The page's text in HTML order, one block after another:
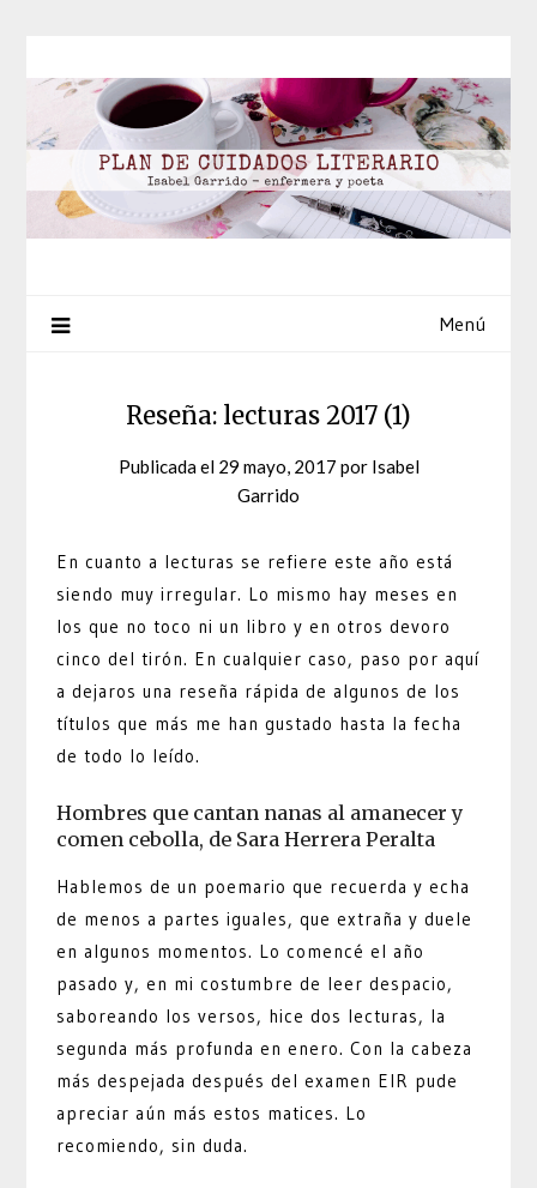
contenido
Menú
Reseña: lecturas 2017 (1)
Publicada el 29 mayo, 2017 por Isabel
Garrido
En cuanto a lecturas se refiere este año está
siendo muy irregular. Lo mismo hay meses en
los que no toco ni un libro y en otros devoro
cinco del tirón. En cualquier caso, paso por aquí
a dejaros una reseña rápida de algunos de los
títulos que más me han gustado hasta la fecha
de todo lo leído.
Hombres que cantan nanas al amanecer y
comen cebolla, de Sara Herrera Peralta
Hablemos de un poemario que recuerda y echa
de menos a partes iguales, que extraña y duele
en algunos momentos. Lo comencé el año
pasado y, en mi costumbre de leer despacio,
saboreando los versos, hice dos lecturas, la
segunda más profunda en enero. Con la cabeza
más despejada después del examen EIR pude
apreciar aún más estos matices. Lo
recomiendo, sin duda.